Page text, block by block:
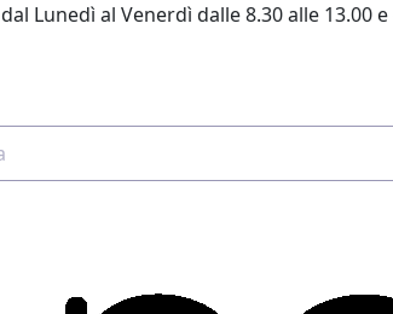
dal Lunedì al Venerdì dalle 8.30 alle 13.00